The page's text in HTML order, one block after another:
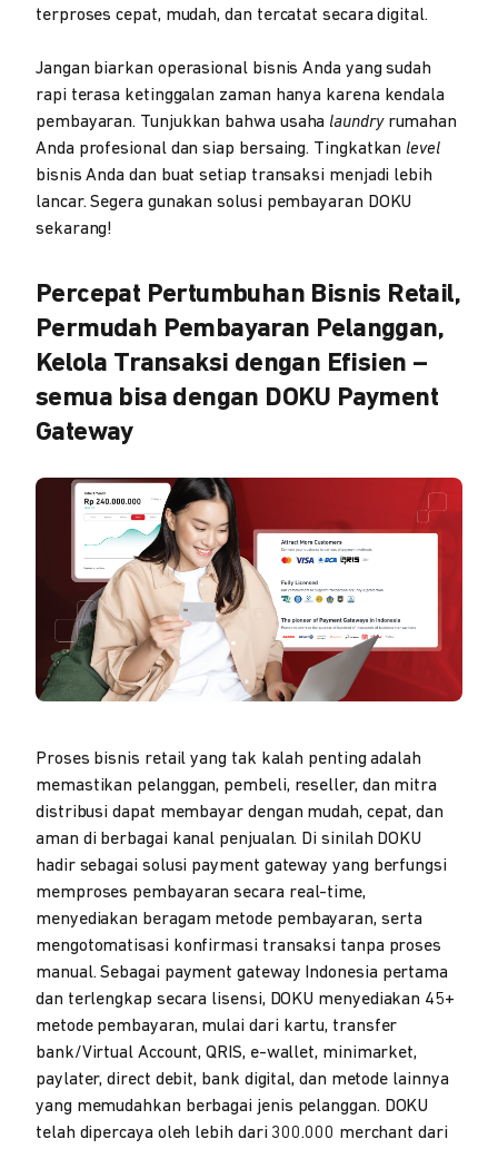
terproses cepat, mudah, dan tercatat secara digital.
Jangan biarkan operasional bisnis Anda yang sudah
rapi terasa ketinggalan zaman hanya karena kendala
pembayaran. Tunjukkan bahwa usaha laundryrumahan
Anda profesional dan siap bersaing. Tingkatkan level
bisnis Anda dan buat setiap transaksi menjadi lebih
lancar. Segera gunakan solusi pembayaran DOKU
sekarang!
Percepat Pertumbuhan Bisnis Retail,
Permudah Pembayaran Pelanggan,
Kelola Transaksi dengan Efisien –
semua bisa dengan DOKU Payment
Gateway
Proses bisnis retail yang tak kalah penting adalah
memastikan pelanggan, pembeli, reseller, dan mitra
distribusi dapat membayar dengan mudah, cepat, dan
aman di berbagai kanal penjualan. Di sinilah DOKU
hadir sebagai solusi payment gateway yang berfungsi
memproses pembayaran secara real-time,
menyediakan beragam metode pembayaran, serta
mengotomatisasi konfirmasi transaksi tanpa proses
manual. Sebagai payment gateway Indonesia pertama
dan terlengkap secara lisensi, DOKU menyediakan 45+
metode pembayaran, mulai dari kartu, transfer
bank/Virtual Account, QRIS, e-wallet, minimarket,
paylater, direct debit, bank digital, dan metode lainnya
yang memudahkan berbagai jenis pelanggan. DOKU
telah dipercaya oleh lebih dari 300.000 merchant dari